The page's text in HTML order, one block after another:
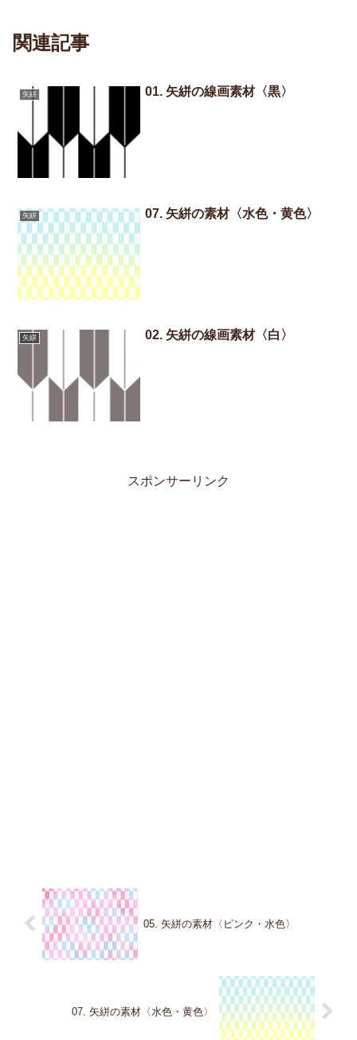
関連記事
矢絣 01. 矢絣の線画素材〈黒〉
矢絣 07. 矢絣の素材〈水色・黄色〉
矢絣 02. 矢絣の線画素材〈白〉
スポンサーリンク
05. 矢絣の素材〈ピンク・水色〉
07. 矢絣の素材〈水色・黄色〉